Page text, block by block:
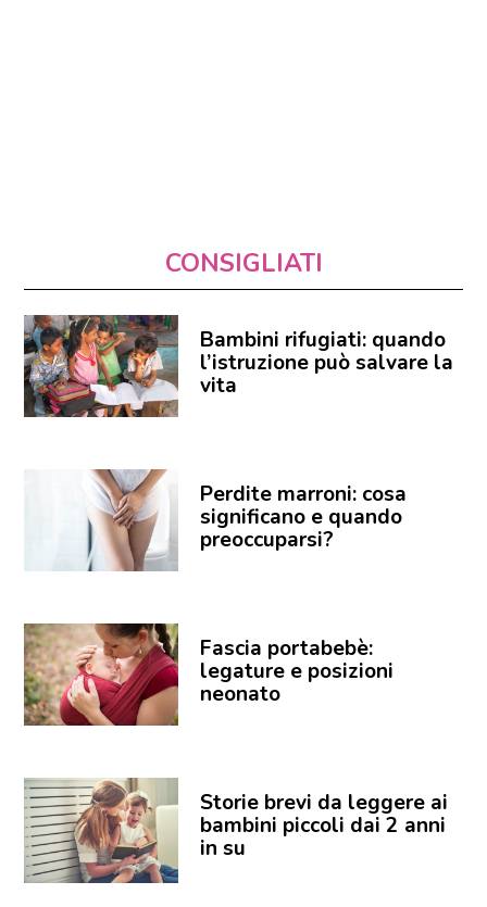
CONSIGLIATI
Bambini rifugiati: quando
l’istruzione può salvare la
vita
Perdite marroni: cosa
significano e quando
preoccuparsi?
Fascia portabebè:
legature e posizioni
neonato
Storie brevi da leggere ai
bambini piccoli dai 2 anni
in su